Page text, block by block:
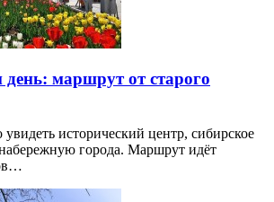
маршрут от старого
исторический центр, сибирское
города. Маршрут идёт